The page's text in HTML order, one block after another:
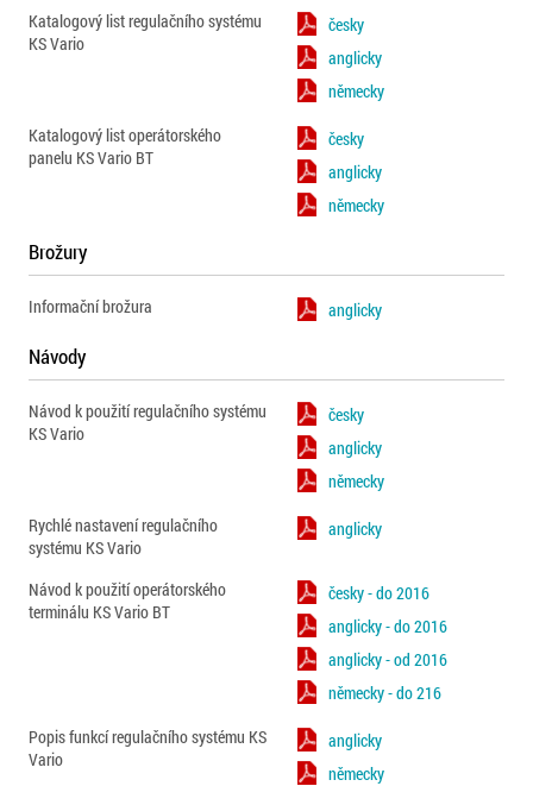
Katalogový list regulačního systému
KS Vario
česky
anglicky
německy
Katalogový list operátorského
panelu KS Vario BT
česky
anglicky
německy
Brožury
Informační brožura anglicky
Návody
Návod k použití regulačního systému
KS Vario
česky
anglicky
německy
Rychlé nastavení regulačního
systému KS Vario
anglicky
Návod k použití operátorského
terminálu KS Vario BT
česky - do 2016
anglicky - do 2016
anglicky - od 2016
německy - do 216
Popis funkcí regulačního systému KS
Vario
anglicky
německy